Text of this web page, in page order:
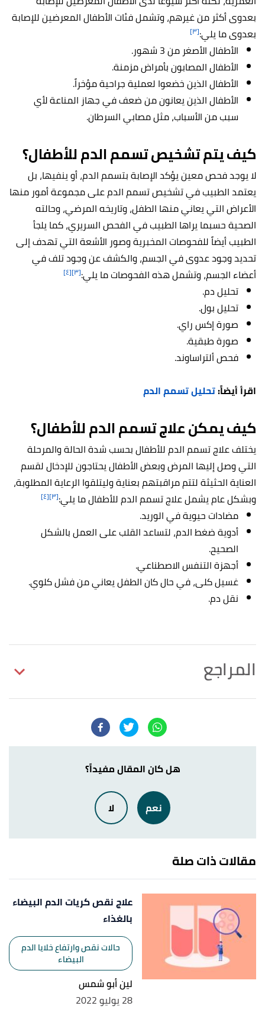
بعدوى أكثر من غيرهم، وتشمل فئات الأطفال المعرضين للإصابة
بعدوى ما يلي:[٣]
الأطفال الأصغر من 3 شهور.
الأطفال المصابون بأمراض مزمنة.
الأطفال الذين خضعوا لعملية جراحية مؤخراً.
الأطفال الذين يعانون من ضعف في جهاز المناعة لأي
سبب من الأسباب، مثل مصابي السرطان.
كيف يتم تشخيص تسمم الدم للأطفال؟
لا يوجد فحص معين يؤكد الإصابة بتسمم الدم، أو ينفيها، بل
يعتمد الطبيب في تشخيص تسمم الدم على مجموعة أمور منها
الأعراض التي يعاني منها الطفل، وتاريخه المرضي، وحالته
الصحية حسبما يراها الطبيب في الفحص السريري، كما يلجأ
الطبيب أيضاً للفحوصات المخبرية وصور الأشعة التي تهدف إلى
تحديد وجود عدوى في الجسم، والكشف عن وجود تلف في
أعضاء الجسم، وتشمل هذه الفحوصات ما يلي:[٣] [٤]
تحليل دم.
تحليل بول.
صورة إكس راي.
صورة طبقية.
فحص ألتراساوند.
اقرأ أيضاً:تحليل تسمم الدم
كيف يمكن علاج تسمم الدم للأطفال؟
يختلف علاج تسمم الدم للأطفال بحسب شدة الحالة والمرحلة
التي وصل إليها المرض وبعض الأطفال يحتاجون للإدخال لقسم
العناية الحثيثة لتتم مراقبتهم بعناية وليتلقوا الرعاية المطلوبة،
وبشكل عام يشمل علاج تسمم الدم للأطفال ما يلي:[٣] [٤]
مضادات حيوية في الوريد.
أدوية ضغط الدم، لتساعد القلب على العمل بالشكل
الصحيح.
أجهزة التنفس الاصطناعي.
غسيل كلى، في حال كان الطفل يعاني من فشل كلوي.
نقل دم.
المراجع
↑
severe inflammatory response,IV guides,
antibiotics, and medications "Pediatric Sepsis"
kidshealth, Retrieved 9/5/2023.
, Retrieved 9/5/2023.
Edited.
هل كان المقال مفيداً؟
نعم لا
مقالات ذات صلة
علاج نقص كريات الدم البيضاء
بالغذاء
حالات نقص وارتفاع خلايا الدم
البيضاء
لين أبو شمس
28 يوليو 2022